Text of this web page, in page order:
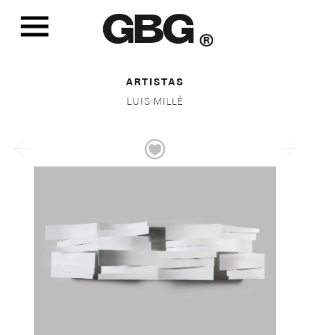
GBG ®
ARTISTAS
LUIS MILLÉ